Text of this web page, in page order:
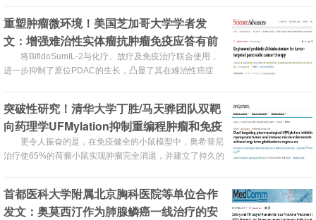
重塑肿瘤微环境！美国芝加哥大学学者发
文：增强难治性实体瘤抗肿瘤免疫应答有前
景的策略
将BifidoSumIL-2与化疗、放疗及免疫治疗联合使用，
进一步抑制了原位PDAC的生长，凸显了其在难治性癌症
突破性研究！清华大学丁胜/马天骅团队双靶
向药理学UFMylation抑制重编程肿瘤和免疫
微环境以实现长期胶质母细胞瘤消退
更令人振奋的是，在免疫健全的小鼠模型中，奥希替尼
治疗使65%的荷瘤小鼠实现肿瘤完全消退，并建立了持久的
首都医科大学附属北京胸科医院等单位合作
发文：奥莫西汀作为肺腺鳞癌一线治疗的安